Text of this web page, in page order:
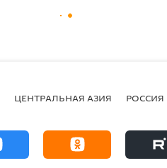
ЦЕНТРАЛЬНАЯ АЗИЯ РОССИЯ